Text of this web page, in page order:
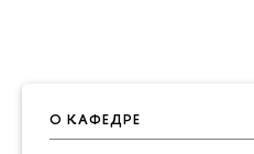
О КАФЕДРЕ